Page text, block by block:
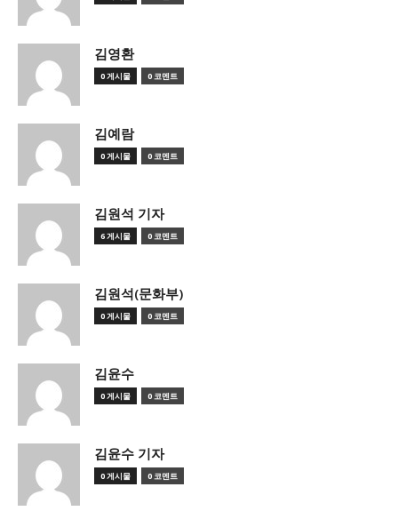
김영환
0 게시물 0 코멘트
김예람
0 게시물 0 코멘트
김원석 기자
6 게시물 0 코멘트
김원석(문화부)
0 게시물 0 코멘트
김윤수
0 게시물 0 코멘트
김윤수 기자
0 게시물 0 코멘트